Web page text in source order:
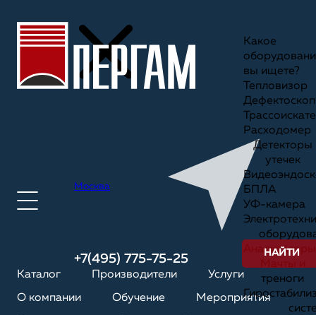
Москва
+7(495) 775-75-25
Каталог Производители Услуги
О компании Обучение Мероприятия
Какое
вы ищете?
Тепловизор
Дефектоскоп
Расходомер
Детекторы
утечек
БПЛА
УФ-камера
Анализаторы
треноги
НАЙТИ